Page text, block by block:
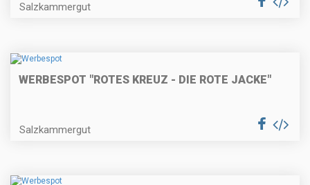
Salzkammergut
WERBESPOT "ROTES KREUZ - DIE ROTE JACKE"
Salzkammergut